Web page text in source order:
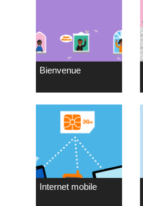
Bienvenue
Internet mobile